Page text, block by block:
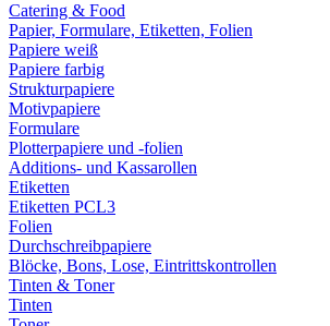
Catering & Food
Papier, Formulare, Etiketten, Folien
Papiere weiß
Papiere farbig
Strukturpapiere
Motivpapiere
Formulare
Plotterpapiere und -folien
Additions- und Kassarollen
Etiketten
Etiketten PCL3
Folien
Durchschreibpapiere
Blöcke, Bons, Lose, Eintrittskontrollen
Tinten & Toner
Tinten